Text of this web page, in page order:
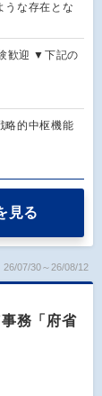
うな存在とな
歓迎 ▼下記の
略的中枢機能
見る
26/07/30～26/08/12
務「府省